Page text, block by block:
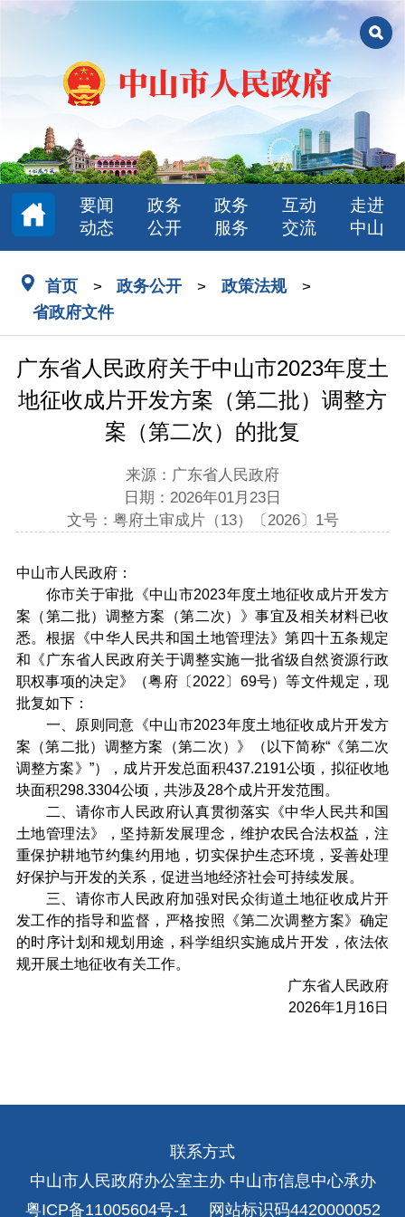
要闻
动态
政务
公开
政务
服务
互动
交流
走进
中山
首页 > 政务公开 > 政策法规 >
省政府文件
广东省人民政府关于中山市2023年度土
地征收成片开发方案（第二批）调整方
案（第二次）的批复
来源：广东省人民政府
日期：2026年01月23日
文号：粤府土审成片（13）〔2026〕1号
中山市人民政府：
你市关于审批《中山市2023年度土地征收成片开发方
案（第二批）调整方案（第二次）》事宜及相关材料已收
悉。根据《中华人民共和国土地管理法》第四十五条规定
和《广东省人民政府关于调整实施一批省级自然资源行政
职权事项的决定》（粤府〔2022〕69号）等文件规定，现
批复如下：
一、原则同意《中山市2023年度土地征收成片开发方
案（第二批）调整方案（第二次）》（以下简称“《第二次
调整方案》”），成片开发总面积437.2191公顷，拟征收地
块面积298.3304公顷，共涉及28个成片开发范围。
二、请你市人民政府认真贯彻落实《中华人民共和国
土地管理法》，坚持新发展理念，维护农民合法权益，注
重保护耕地节约集约用地，切实保护生态环境，妥善处理
好保护与开发的关系，促进当地经济社会可持续发展。
三、请你市人民政府加强对民众街道土地征收成片开
发工作的指导和监督，严格按照《第二次调整方案》确定
的时序计划和规划用途，科学组织实施成片开发，依法依
规开展土地征收有关工作。
广东省人民政府
2026年1月16日
联系方式
中山市人民政府办公室主办 中山市信息中心承办
粤ICP备11005604号-1
网站标识码4420000052